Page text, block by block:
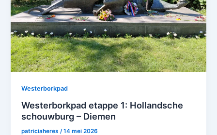
Westerborkpad
Westerborkpad etappe 1: Hollandsche
schouwburg – Diemen
patriciaheres /14 mei 2026